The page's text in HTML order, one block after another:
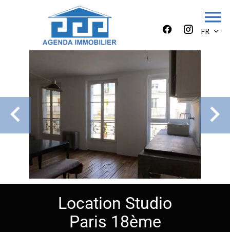
FR
Location Studio
Paris 18ème